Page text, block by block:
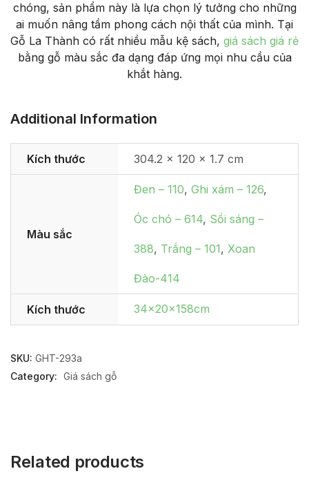
chóng, sản phẩm này là lựa chọn lý tưởng cho những
ai muốn nâng tầm phong cách nội thất của mình. Tại
Gỗ La Thành có rất nhiều mẫu kệ sách, giá sách giá rẻ
bằng gỗ màu sắc đa dạng đáp ứng mọi nhu cầu của
khắt hàng.
Additional Information
Kích thước 304.2 × 120 × 1.7 cm
Màu sắc
Đen – 110, Ghi xám – 126,
Óc chó – 614, Sồi sáng –
388, Trắng – 101, Xoan
Đào-414
Kích thước 34x20x158cm
SKU: GHT-293a
Category: Giá sách gỗ
Related products